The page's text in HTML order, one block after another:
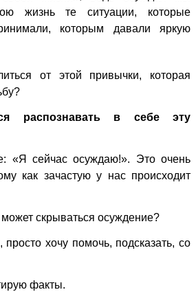
жизнь те ситуации, которые
которым давали яркую
от этой привычки, которая
распознавать в себе эту
«Я сейчас осуждаю!». Это очень
как зачастую у нас происходит
скрываться осуждение?
хочу помочь, подсказать, со
факты.